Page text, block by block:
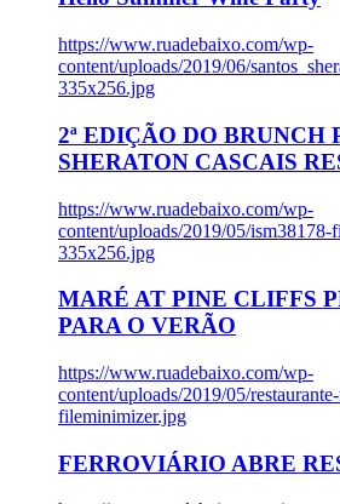
https://www.ruadebaixo.com/wp-
content/uploads/2019/06/
335x256.jpg
2ª EDIÇÃO DO BRUNCH
SHERATON CASCAIS
https://www.ruadebaixo.com/wp-
content/uploads/2019/05/
335x256.jpg
MARÉ AT PINE CLIFFS
PARA O VERÃO
https://www.ruadebaixo.com/wp-
content/uploads/2019/05/
fileminimizer.jpg
FERROVIÁRIO ABRE